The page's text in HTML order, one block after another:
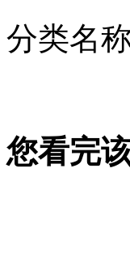
手机信息被盗
新加坡遣返29
分类名
您看完